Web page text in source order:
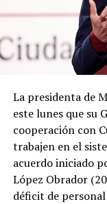
La presidenta de
este lunes que su
cooperación con
trabajen en el
acuerdo iniciado
López Obrador
déficit de